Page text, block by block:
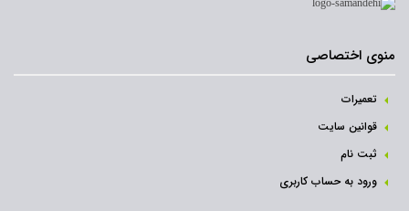
منوی اختصاصی
تعمیرات
قوانین سایت
ثبت نام‌
ورود به حساب کاربری